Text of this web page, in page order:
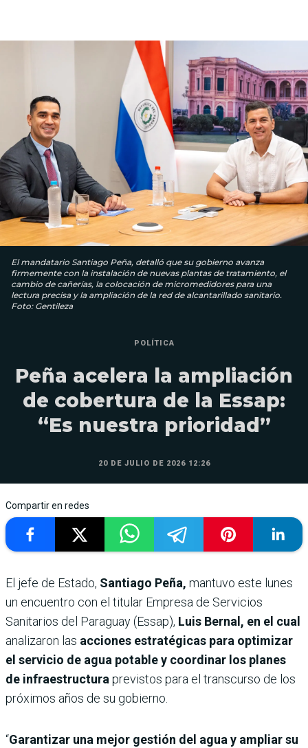
El mandatario Santiago Peña, detalló que su gobierno avanza
firmemente con la instalación de nuevas plantas de tratamiento, el
cambio de cañerías, la colocación de micromedidores para una
lectura precisa y la ampliación de la red de alcantarillado sanitario.
Foto: Gentileza
POLÍTICA
Peña acelera la ampliación
de cobertura de la Essap:
“Es nuestra prioridad”
20 DE JULIO DE 2026 12:26
Compartir en redes
El jefe de Estado, Santiago Peña, mantuvo este lunes
un encuentro con el titular Empresa de Servicios
Sanitarios del Paraguay (Essap), Luis Bernal, en el cual
analizaron las acciones estratégicas para optimizar
el servicio de agua potable y coordinar los planes
de infraestructura previstos para el transcurso de los
próximos años de su gobierno.
“Garantizar una mejor gestión del agua y ampliar su